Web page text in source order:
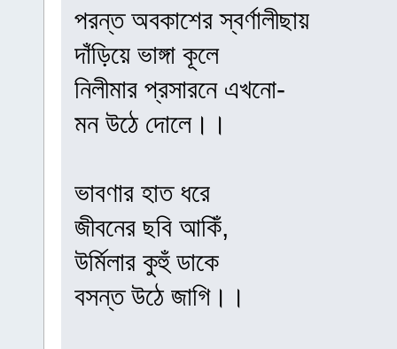
পরন্ত অবকাশের স্বর্ণালীছায়
দাঁড়িয়ে ভাঙ্গা কূলে
নিলীমার প্রসারনে এখনো-
মন উঠে দোলে।।
ভাবণার হাত ধরে
জীবনের ছবি আকিঁ,
উর্মিলার কুহুঁ ডাকে
বসন্ত উঠে জাগি।।